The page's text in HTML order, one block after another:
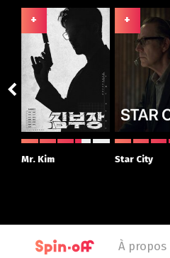
+
Mr. Kim
+
Star City
À propos